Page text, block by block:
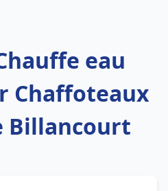
eau
Chaffoteaux
Billancourt